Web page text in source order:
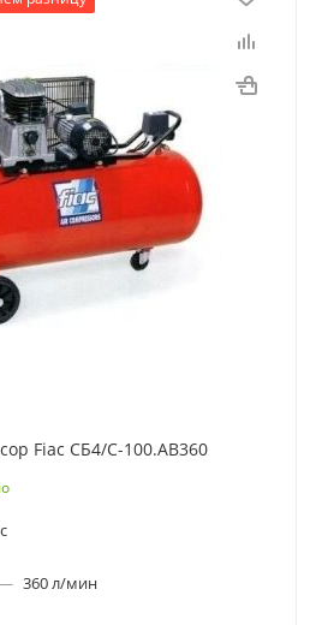
Fiac СБ4/С-100.AB360
360 л/мин